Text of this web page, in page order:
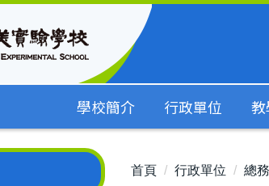
學校簡介 行政單位
首頁 行政單位 總